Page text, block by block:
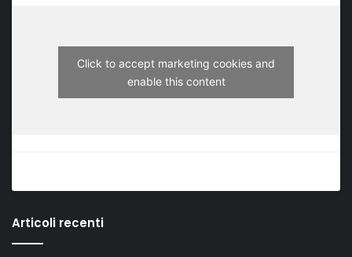
Click to accept marketing cookies and
enable this content
Articoli recenti